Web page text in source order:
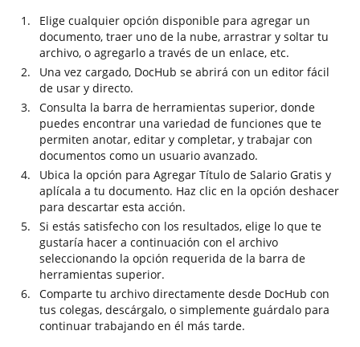
Elige cualquier opción disponible para agregar un
documento, traer uno de la nube, arrastrar y soltar tu
archivo, o agregarlo a través de un enlace, etc.
Una vez cargado, DocHub se abrirá con un editor fácil
de usar y directo.
Consulta la barra de herramientas superior, donde
puedes encontrar una variedad de funciones que te
permiten anotar, editar y completar, y trabajar con
documentos como un usuario avanzado.
Ubica la opción para Agregar Título de Salario Gratis y
aplícala a tu documento. Haz clic en la opción deshacer
para descartar esta acción.
Si estás satisfecho con los resultados, elige lo que te
gustaría hacer a continuación con el archivo
seleccionando la opción requerida de la barra de
herramientas superior.
Comparte tu archivo directamente desde DocHub con
tus colegas, descárgalo, o simplemente guárdalo para
continuar trabajando en él más tarde.